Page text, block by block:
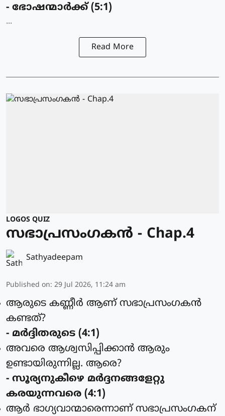
- ഭോഷന്മാര്‍ക്ക് (5:1)
...
Read More
LOGOS QUIZ
സഭാപ്രസംഗകൻ - Chap.4
Sathyadeepam
Published on: 29 Jul 2026, 11:24 am
ആരുടെ കണ്ണീര്‍ ആണ് സഭാപ്രസംഗകന്‍
കണ്ടത്?
- മര്‍ദ്ദിതരുടെ (4:1)
അവരെ ആശ്വസിപ്പിക്കാന്‍ ആരും
ഉണ്ടായിരുന്നില്ല. ആരെ?
- സൂര്യനുകീഴെ മര്‍ദ്ദനങ്ങളേറ്റു
കരയുന്നവരെ (4:1)
ആര്‍ ഭാഗ്യവാന്മാരെന്നാണ് സഭാപ്രസംഗകന്